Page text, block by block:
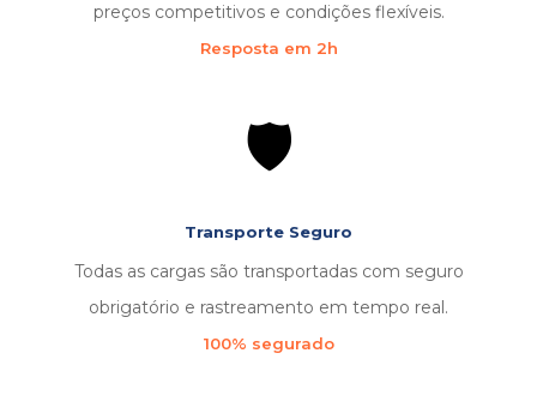
preços competitivos e condições flexíveis.
Resposta em 2h
🛡️
Transporte Seguro
Todas as cargas são transportadas com seguro
obrigatório e rastreamento em tempo real.
100% segurado